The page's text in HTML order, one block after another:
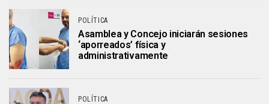
POLÍTICA
Asamblea y Concejo iniciarán sesiones
‘aporreados’ física y
administrativamente
POLÍTICA